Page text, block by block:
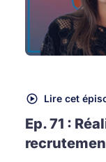
Lire cet
Ep. 71 :